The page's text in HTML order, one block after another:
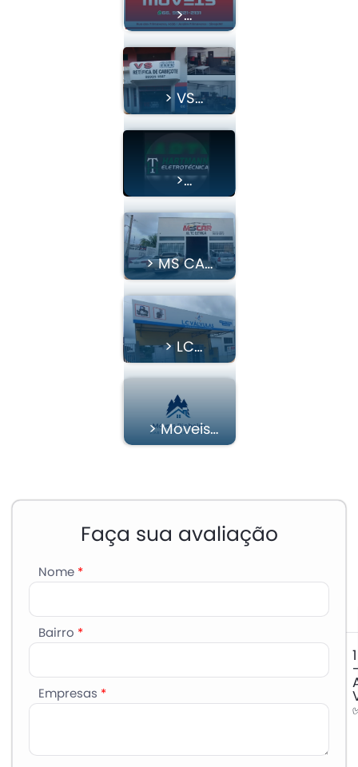
>
Armazém
Móveis
> VS
Retifica De
Cabeçote
>
Hartmann
Eletrotecnica
> MS CAR
AUTO
ELÉTRICA
> LC
Válvulas
> Moveis
Pinheiro
Faça sua avaliação
Nome *
Bairro *
Empresas *
1